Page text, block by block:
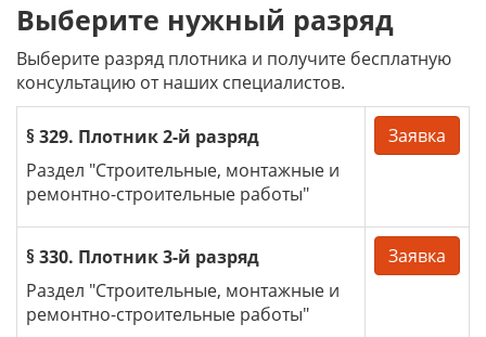
Выберите нужный разряд
Выберите разряд плотника и получите бесплатную
консультацию от наших специалистов.
§ 329. Плотник 2-й разряд
Раздел "Строительные, монтажные и
ремонтно-строительные работы"
Заявка
§ 330. Плотник 3-й разряд
Раздел "Строительные, монтажные и
ремонтно-строительные работы"
Заявка